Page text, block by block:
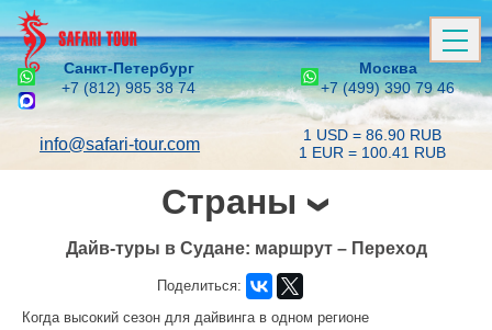
Санкт-Петербург
+7 (812) 985 38 74
Москва
+7 (499) 390 79 46
info@safari-tour.com
1 USD = 86.90 RUB
1 EUR = 100.41 RUB
Страны
Дайв-туры в Судане: маршрут – Переход
Поделиться:
Когда высокий сезон для дайвинга в одном регионе